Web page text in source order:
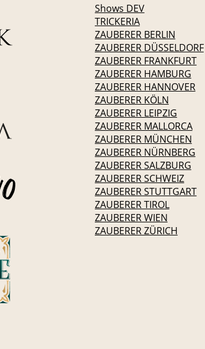
Shows DEV
TRICKERIA
ZAUBERER BERLIN
ZAUBERER DÜSSELDORF
ZAUBERER FRANKFURT
ZAUBERER HAMBURG
ZAUBERER HANNOVER
ZAUBERER KÖLN
ZAUBERER LEIPZIG
ZAUBERER MALLORCA
ZAUBERER MÜNCHEN
ZAUBERER NÜRNBERG
ZAUBERER SALZBURG
ZAUBERER SCHWEIZ
ZAUBERER STUTTGART
ZAUBERER TIROL
ZAUBERER WIEN
ZAUBERER ZÜRICH